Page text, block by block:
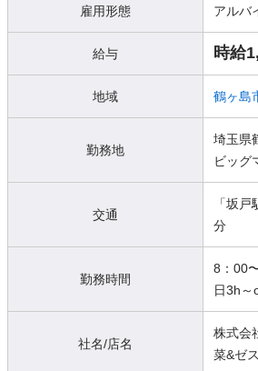
雇用形態 アルバ
給与 時給
地域 鶴ヶ島
勤務地
埼玉県
ビッグ
交通
「坂
分
勤務時間
8：00
日3h～
社名/店名
株式会
菜&ゼ